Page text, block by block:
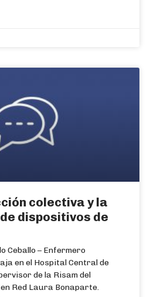
colectiva y la
dispositivos de
Ceballo – Enfermero
en el Hospital Central de
de la Risam del
Red Laura Bonaparte.